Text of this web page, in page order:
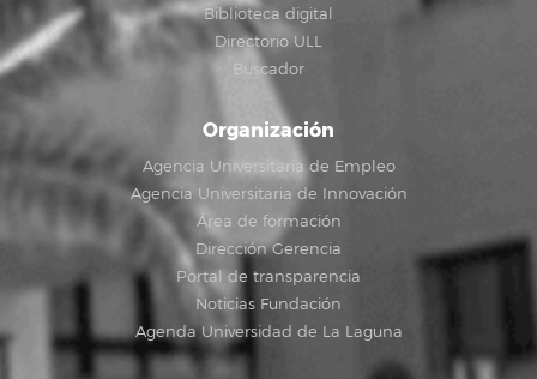
Biblioteca digital
Directorio ULL
Buscador
Organización
Agencia Universitaria de Empleo
Agencia Universitaria de Innovación
Área de formación
Dirección Gerencia
Portal de transparencia
Noticias Fundación
Agenda Universidad de La Laguna